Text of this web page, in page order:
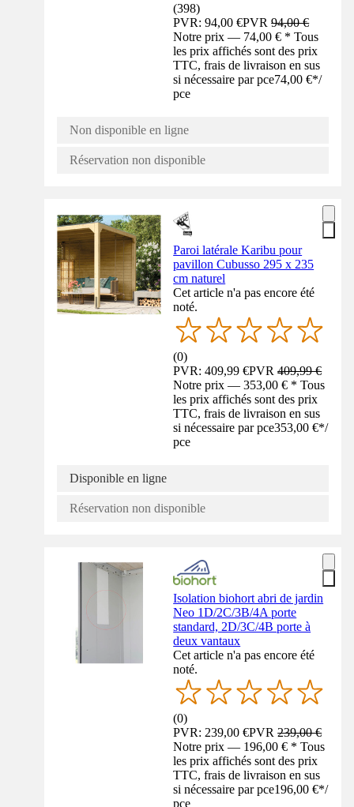
(398)
PVR: 94,00 €PVR94,00 €
Notre prix — 74,00 € * Tous
les prix affichés sont des prix
TTC, frais de livraison en sus
si nécessaire par pce74,00 €*/
pce
Non disponible en ligne
Réservation non disponible
Paroi latérale Karibu pour
pavillon Cubusso 295 x 235
cm naturel
Cet article n'a pas encore été
noté.
(0)
PVR: 409,99 €PVR409,99 €
Notre prix — 353,00 € * Tous
les prix affichés sont des prix
TTC, frais de livraison en sus
si nécessaire par pce353,00 €*/
pce
Disponible en ligne
Réservation non disponible
Isolation biohort abri de jardin
Neo 1D/2C/3B/4A porte
standard, 2D/3C/4B porte à
deux vantaux
Cet article n'a pas encore été
noté.
(0)
PVR: 239,00 €PVR239,00 €
Notre prix — 196,00 € * Tous
les prix affichés sont des prix
TTC, frais de livraison en sus
si nécessaire par pce196,00 €*/
pce